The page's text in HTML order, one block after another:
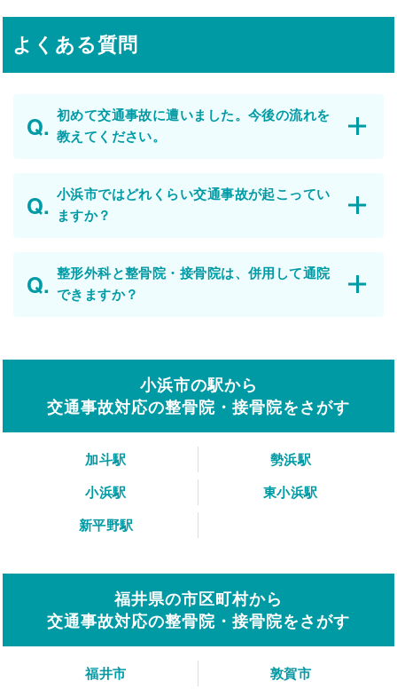
よくある質問
初めて交通事故に遭いました。今後の流れを
教えてください。
小浜市ではどれくらい交通事故が起こってい
ますか？
整形外科と整骨院・接骨院は、併用して通院
できますか？
小浜市の駅から
交通事故対応の整骨院・接骨院をさがす
加斗駅
勢浜駅
小浜駅
東小浜駅
新平野駅
福井県の市区町村から
交通事故対応の整骨院・接骨院をさがす
福井市 敦賀市